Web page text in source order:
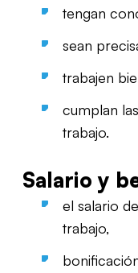
tengan
sean
trabajen
cumplan
trabajo.
Salario y
el salario
trabajo,